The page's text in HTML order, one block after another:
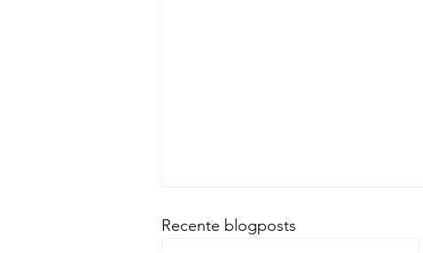
Recente blogposts